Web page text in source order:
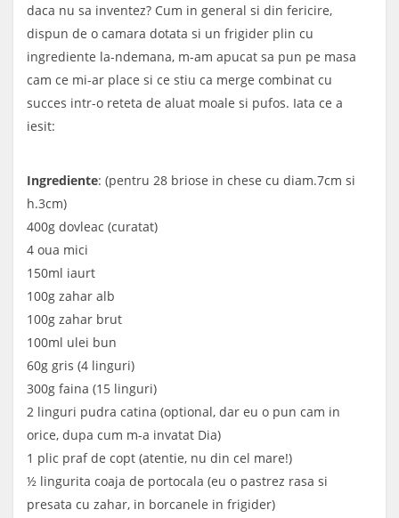
daca nu sa inventez? Cum in general si din fericire,
dispun de o camara dotata si un frigider plin cu
ingrediente la-ndemana, m-am apucat sa pun pe masa
cam ce mi-ar place si ce stiu ca merge combinat cu
succes intr-o reteta de aluat moale si pufos. Iata ce a
iesit:
Ingrediente: (pentru 28 briose in chese cu diam.7cm si
h.3cm)
400g dovleac (curatat)
4 oua mici
150ml iaurt
100g zahar alb
100g zahar brut
100ml ulei bun
60g gris (4 linguri)
300g faina (15 linguri)
2 linguri pudra catina (optional, dar eu o pun cam in
orice, dupa cum m-a invatat Dia)
1 plic praf de copt (atentie, nu din cel mare!)
½ lingurita coaja de portocala (eu o pastrez rasa si
presata cu zahar, in borcanele in frigider)